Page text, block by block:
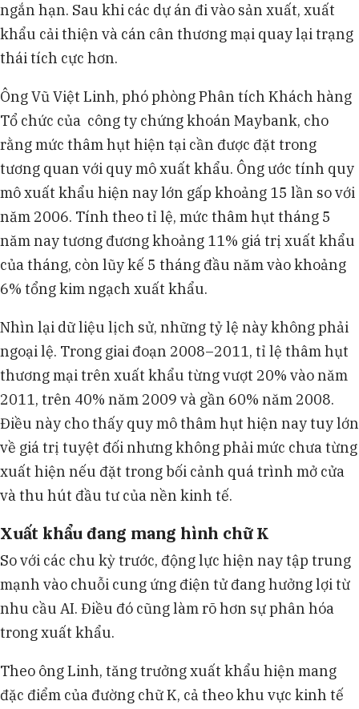
ngắn hạn. Sau khi các dự án đi vào sản xuất, xuất
khẩu cải thiện và cán cân thương mại quay lại trạng
thái tích cực hơn.
Ông Vũ Việt Linh, phó phòng Phân tích Khách hàng
Tổ chức của công ty chứng khoán Maybank, cho
rằng mức thâm hụt hiện tại cần được đặt trong
tương quan với quy mô xuất khẩu. Ông ước tính quy
mô xuất khẩu hiện nay lớn gấp khoảng 15 lần so với
năm 2006. Tính theo tỉ lệ, mức thâm hụt tháng 5
năm nay tương đương khoảng 11% giá trị xuất khẩu
của tháng, còn lũy kế 5 tháng đầu năm vào khoảng
6% tổng kim ngạch xuất khẩu.
Nhìn lại dữ liệu lịch sử, những tỷ lệ này không phải
ngoại lệ. Trong giai đoạn 2008–2011, tỉ lệ thâm hụt
thương mại trên xuất khẩu từng vượt 20% vào năm
2011, trên 40% năm 2009 và gần 60% năm 2008.
Điều này cho thấy quy mô thâm hụt hiện nay tuy lớn
về giá trị tuyệt đối nhưng không phải mức chưa từng
xuất hiện nếu đặt trong bối cảnh quá trình mở cửa
và thu hút đầu tư của nền kinh tế.
Xuất khẩu đang mang hình chữ K
So với các chu kỳ trước, động lực hiện nay tập trung
mạnh vào chuỗi cung ứng điện tử đang hưởng lợi từ
nhu cầu AI. Điều đó cũng làm rõ hơn sự phân hóa
trong xuất khẩu.
Theo ông Linh, tăng trưởng xuất khẩu hiện mang
đặc điểm của đường chữ K, cả theo khu vực kinh tế